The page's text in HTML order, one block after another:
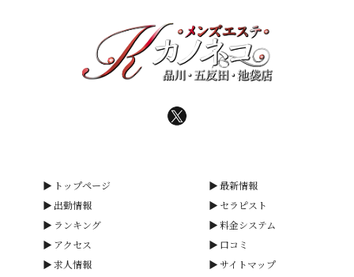
トップページ
最新情報
出勤情報
セラピスト
ランキング
料金システム
アクセス
口コミ
求人情報
サイトマップ